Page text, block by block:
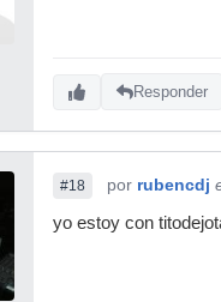
Responder
#18 por rubencdj
yo estoy con